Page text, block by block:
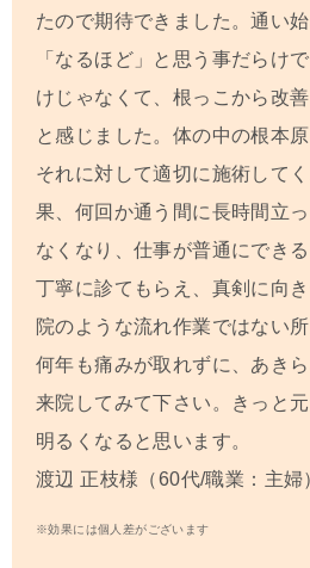
たので期待できました。通い
「なるほど」と思う事だらけ
けじゃなくて、根っこから改
と感じました。体の中の根本
それに対して適切に施術して
果、何回か通う間に長時間立
なくなり、仕事が普通にでき
丁寧に診てもらえ、真剣に向
院のような流れ作業ではない
何年も痛みが取れずに、あき
来院してみて下さい。きっと
明るくなると思います。
渡辺 正枝様（60代/職業：主婦
※効果には個人差がございます